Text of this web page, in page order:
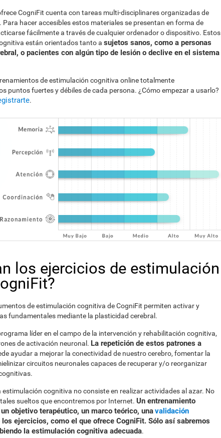
CogniFit cuenta con tareas multi-disciplinares organizadas de
hacer accesibles estos materiales se presentan en forma de
fácilmente a través de cualquier ordenador o dispositivo. Estos
están orientados tanto a sujetos sanos, como a personas
o pacientes con algún tipo de lesión o declive en el sistema
de estimulación cognitiva online totalmente
puntos fuertes y débiles de cada persona. ¿Cómo empezar a usarlo?
.
los ejercicios de estimulación
de estimulación cognitiva de CogniFit permiten activar y
fundamentales mediante la plasticidad cerebral.
líder en el campo de la intervención y rehabilitación cognitiva,
de activación neuronal. La repetición de estos patrones a
ayudar a mejorar la conectividad de nuestro cerebro, fomentar la
circuitos neuronales capaces de recuperar y/o reorganizar
estimulación cognitiva no consiste en realizar actividades al azar. No
sueltos que encontremos por Internet. Un entrenamiento
objetivo terapéutico, un marco teórico, unavalidación
ejercicios, como el que ofrece CogniFit. Sólo así sabremos
la estimulación cognitiva adecuada.